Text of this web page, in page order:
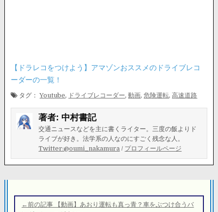
【ドラレコをつけよう】アマゾンおススメのドライブレコ
ーダーの一覧！
タグ：Youtube, ドライブレコーダー,動画,危険運転,高速道路
著者: 中村書記
交通ニュースなどを主に書くライター。三度の飯よりド
ライブが好き。法学系の人なのにすごく残念な人。
Twitter:@oumi_nakamura / プロフィールページ
稿
←前の記事 【動画】あおり運転も真っ青？車をぶつけ合うバ